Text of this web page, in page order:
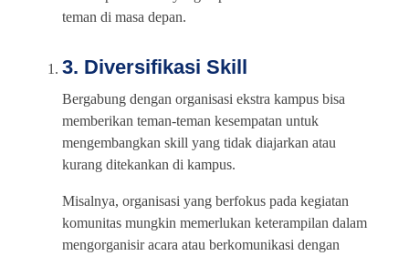
teman di masa depan.
3. Diversifikasi Skill
Bergabung dengan organisasi ekstra kampus bisa
memberikan teman-teman kesempatan untuk
mengembangkan skill yang tidak diajarkan atau
kurang ditekankan di kampus.
Misalnya, organisasi yang berfokus pada kegiatan
komunitas mungkin memerlukan keterampilan dalam
mengorganisir acara atau berkomunikasi dengan